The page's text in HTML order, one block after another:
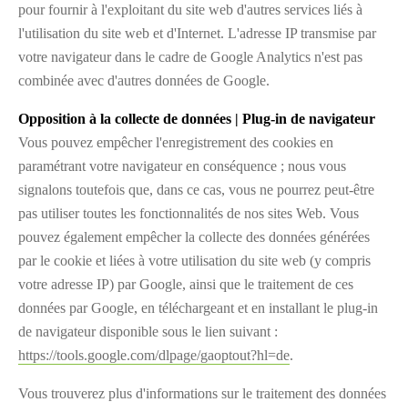
pour fournir à l'exploitant du site web d'autres services liés à
l'utilisation du site web et d'Internet. L'adresse IP transmise par
votre navigateur dans le cadre de Google Analytics n'est pas
combinée avec d'autres données de Google.
Opposition à la collecte de données | Plug-in de navigateur
Vous pouvez empêcher l'enregistrement des cookies en
paramétrant votre navigateur en conséquence ; nous vous
signalons toutefois que, dans ce cas, vous ne pourrez peut-être
pas utiliser toutes les fonctionnalités de nos sites Web. Vous
pouvez également empêcher la collecte des données générées
par le cookie et liées à votre utilisation du site web (y compris
votre adresse IP) par Google, ainsi que le traitement de ces
données par Google, en téléchargeant et en installant le plug-in
de navigateur disponible sous le lien suivant :
https://tools.google.com/dlpage/gaoptout?hl=de.
Vous trouverez plus d'informations sur le traitement des données